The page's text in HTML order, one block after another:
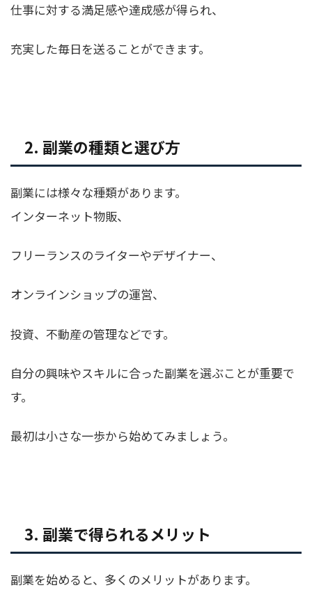
仕事に対する満足感や達成感が得られ、
充実した毎日を送ることができます。
2. 副業の種類と選び方
副業には様々な種類があります。
インターネット物販、
フリーランスのライターやデザイナー、
オンラインショップの運営、
投資、不動産の管理などです。
自分の興味やスキルに合った副業を選ぶことが重要で
す。
最初は小さな一歩から始めてみましょう。
3. 副業で得られるメリット
副業を始めると、多くのメリットがあります。